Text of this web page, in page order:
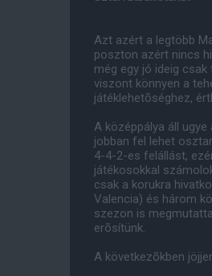
Azt azért a legtöbb
poszton azért nincs
még egy jó ideig
viszont könnyen a
játéklehetõséghez,
A középpálya áll
jobban fel lehet
4-4-2-es felállást,
játékosokkal
csak a korukra
Valencia) és három
szezon is
erõsítünk.
A következõkben